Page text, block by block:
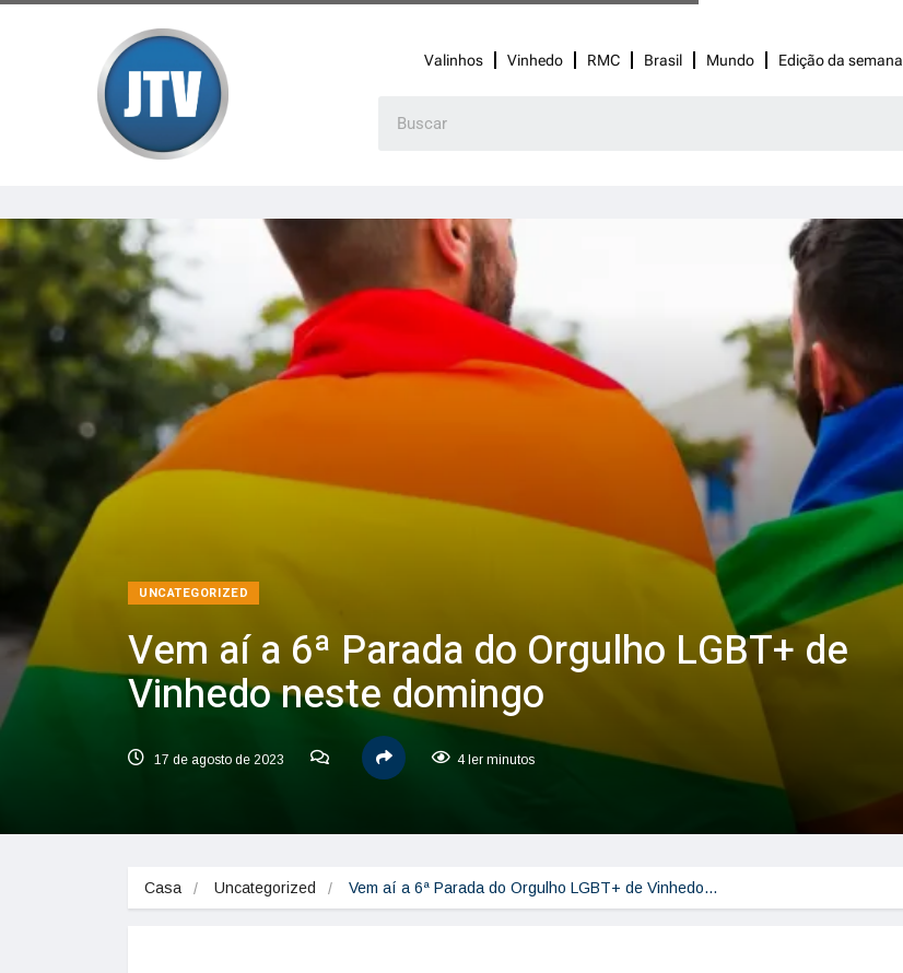
Valinhos Vinhedo RMC Brasil Mundo Edição da semana
UNCATEGORIZED
Vem aí a 6ª Parada do Orgulho LGBT+ de
Vinhedo neste domingo
17 de agosto de 2023 4 ler minutos
Casa Uncategorized Vem aí a 6ª Parada do Orgulho LGBT+ de Vinhedo…